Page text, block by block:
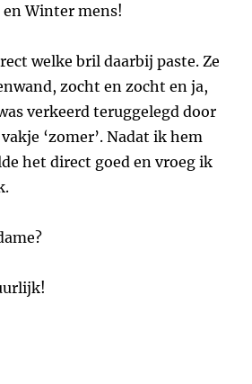
Winter mens!
welke bril daarbij paste. Ze
zocht en zocht en ja,
verkeerd teruggelegd door
‘zomer’. Nadat ik hem
het direct goed en vroeg ik